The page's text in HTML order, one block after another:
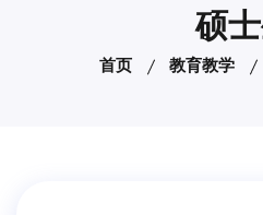
硕
首页 教育教学